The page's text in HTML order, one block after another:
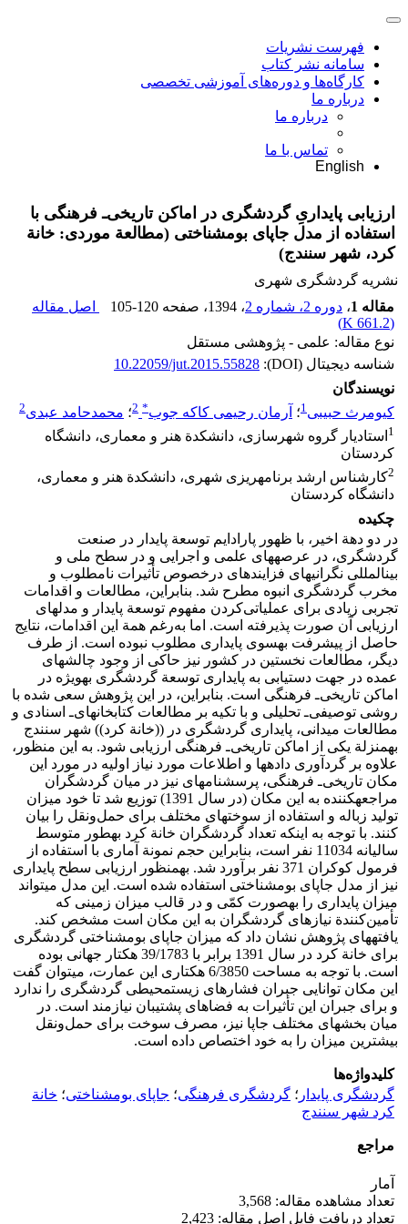
فهرست نشریات
سامانه نشر کتاب
کارگاه‌ها و دوره‌های آموزشی تخصصی
درباره ما
درباره ما
تماس با ما
English
ارزیابی پایداریِ گردشگری در اماکن تاریخی‌ـ فرهنگی با
استفاده از مدل جاپای بوم‏شناختی (مطالعة موردی: خانة
کرد، شهر سنندج)
نشریه گردشگری شهری
مقاله 1
، دوره 2، شماره 2 ، 1394 ، صفحه 105-120
اصل مقاله
(
661.2 K
)
نوع مقاله: علمی - پژوهشی مستقل
شناسه دیجیتال (DOI):
10.22059/jut.2015.55828
نویسندگان
کیومرث حبیبی1؛ آرمان رحیمی کاکه جوب*
2؛ محمدحامد عبدی2
1 استادیار گروه شهرسازی، دانشکدة هنر و معماری، دانشگاه
کردستان
2کارشناس ارشد برنامه‏ریزی شهری، دانشکدة هنر و معماری،
دانشگاه کردستان
چکیده
در دو دهة اخیر، با ظهور پارادایم توسعة پایدار در صنعت
گردشگری، در عرصه‏های علمی و اجرایی و در سطح ملی و
بین‏المللی نگرانی‏های فزاینده‏ای در‌خصوص تأثیرات نامطلوب و
مخرب گردشگری انبوه مطرح شد. بنابراین، مطالعات و اقدامات
تجربی زیادی برای عملیاتی‌کردن مفهوم توسعة پایدار و مدل‏های
ارزیابی آن صورت پذیرفته است. اما به‌رغم همة این اقدامات، نتایج
حاصل از پیشرفت به‏سوی پایداری مطلوب نبوده است. از طرف
دیگر، مطالعات نخستین در کشور نیز حاکی از وجود چالش‏های
عمده در جهت دستیابی به پایداری توسعة گردشگری به‏ویژه در
اماکن تاریخی‌ـ فرهنگی است. بنابراین، در این پژوهش سعی شده با
روشی توصیفی‌ـ تحلیلی و با تکیه بر مطالعات کتابخانه‏ای‌ـ اسنادی و
مطالعات میدانی، پایداری گردشگری در ((خانة کرد)) شهر سنندج
به‏منزلة یکی از اماکن تاریخی‌ـ فرهنگی ارزیابی شود. به این منظور،
علاوه بر گردآوری داده‏ها و اطلاعات مورد نیاز اولیه در مورد این
مکان تاریخی‌ـ فرهنگی، پرسش‏نامه‏ای نیز در میان گردشگران
مراجعه‏کننده به این مکان (در سال 1391) توزیع شد تا خود میزان
تولید زباله و استفاده از سوخت‏های مختلف برای حمل‌و‌نقل را بیان
کنند. با توجه به اینکه تعداد گردشگران خانة کرد به‏طور متوسط
سالیانه 11034 نفر است، بنابراین حجم نمونة آماری با استفاده از
فرمول کوکران 371 نفر برآورد شد. به‏منظور ارزیابی سطح پایداری
نیز از مدل جاپای بوم‏شناختی استفاده شده است. این مدل می‏تواند
میزان پایداری را به‏صورت کمّی و در قالب میزان زمینی که
تأمین‌کنندة نیازهای گردشگران به این مکان است مشخص کند.
یافته‏های پژوهش نشان داد که میزان جاپای بوم‏شناختی گردشگری
برای خانة کرد در سال 1391 برابر با 39/1783 هکتار جهانی بوده
است. با توجه به مساحت 6/3850 هکتاری این عمارت، می‏توان گفت
این مکان توانایی جبران فشارهای زیست‏محیطی گردشگری را ندارد
و برای جبران این تأثیرات به فضاهای پشتیبان نیازمند است. در
میان بخش‏های مختلف جاپا نیز، مصرف سوخت برای حمل‌ونقل
بیشترین میزان را به خود اختصاص داده است.
کلیدواژه‌ها
گردشگری پایدار ؛ گردشگری فرهنگی؛ جاپای بوم‏شناختی؛ خانة
کرد شهر سنندج
مراجع
آمار
تعداد مشاهده مقاله: 3,568
تعداد دریافت فایل اصل مقاله: 2,423